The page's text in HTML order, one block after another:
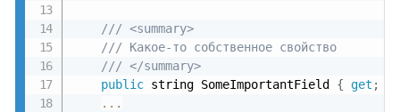
/// <summary>
/// Какое-то собственное свойство
/// </summary>
public string SomeImportantField { get ;
...